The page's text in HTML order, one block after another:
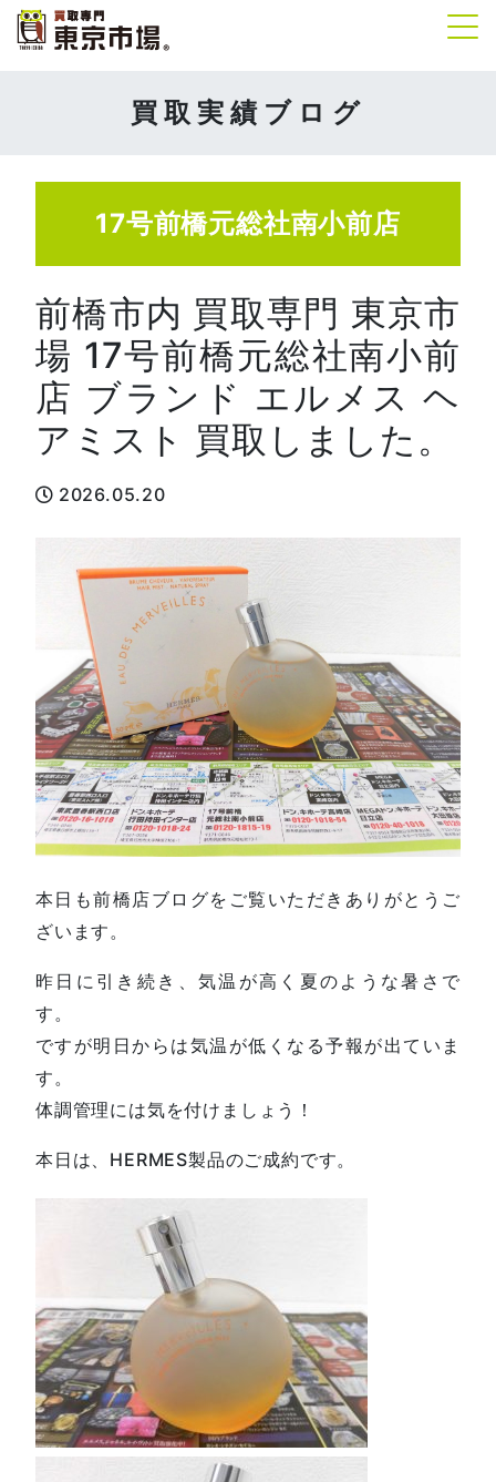
買取実績ブログ
17号前橋元総社南小前店
前橋市内 買取専門 東京市
場 17号前橋元総社南小前
店 ブランド エルメス ヘ
アミスト 買取しました。
2026.05.20
本日も前橋店ブログをご覧いただきありがとうご
ざいます。
昨日に引き続き、気温が高く夏のような暑さで
す。
ですが明日からは気温が低くなる予報が出ていま
す。
体調管理には気を付けましょう！
本日は、HERMES製品のご成約です。